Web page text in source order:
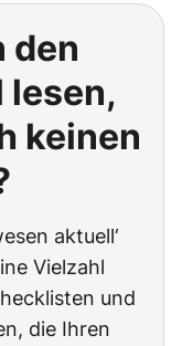
den
lesen,
keinen
aktuell‘
Vielzahl
und
die Ihren